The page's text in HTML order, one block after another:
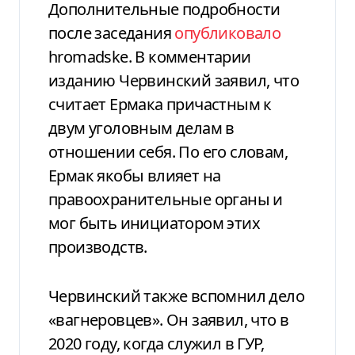
Дополнительные подробности
после заседанияопубликовало
hromadske. В комментарии
изданию Червинский заявил, что
считает Ермака причастным к
двум уголовным делам в
отношении себя. По его словам,
Ермак якобы влияет на
правоохранительные органы и
мог быть инициатором этих
производств.
Червинский также вспомнил дело
«вагнеровцев». Он заявил, что в
2020 году, когда служил в ГУР,